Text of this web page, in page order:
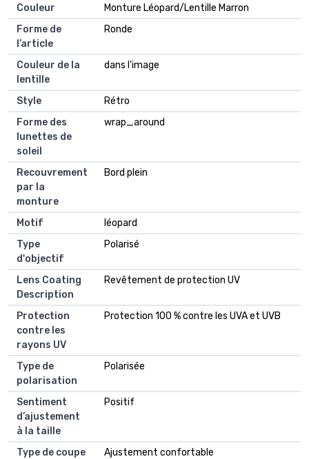
Couleur
Monture Léopard/Lentille Marron
Forme de
l’article
Ronde
Couleur de la
lentille
dans l'image
Style
Rétro
Forme des
lunettes de
soleil
wrap_around
Recouvrement
par la
monture
Bord plein
Motif
léopard
Type
d'objectif
Polarisé
Lens Coating
Description
Revêtement de protection UV
Protection
contre les
rayons UV
Protection 100 % contre les UVA et UVB
Type de
polarisation
Polarisée
Sentiment
d’ajustement
à la taille
Positif
Type de coupe
Ajustement confortable